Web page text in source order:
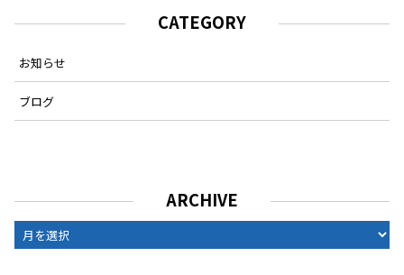
CATEGORY
お知らせ
ブログ
ARCHIVE
ARCHIVE